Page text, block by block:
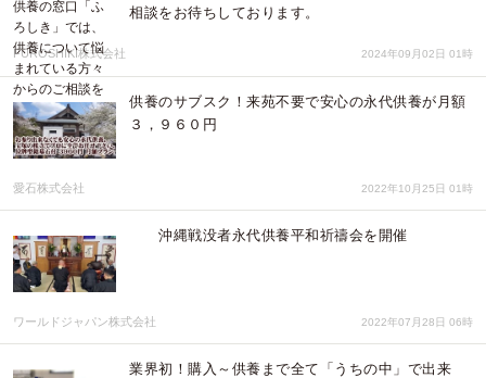
相談をお待ちしております。
FUROSHIKI株式会社 2024年09月02日 01時
供養のサブスク！来苑不要で安心の永代供養が月額
３，９６０円
愛石株式会社 2022年10月25日 01時
沖縄戦没者永代供養平和祈禱会を開催
ワールドジャパン株式会社 2022年07月28日 06時
業界初！購入～供養まで全て「うちの中」で出来